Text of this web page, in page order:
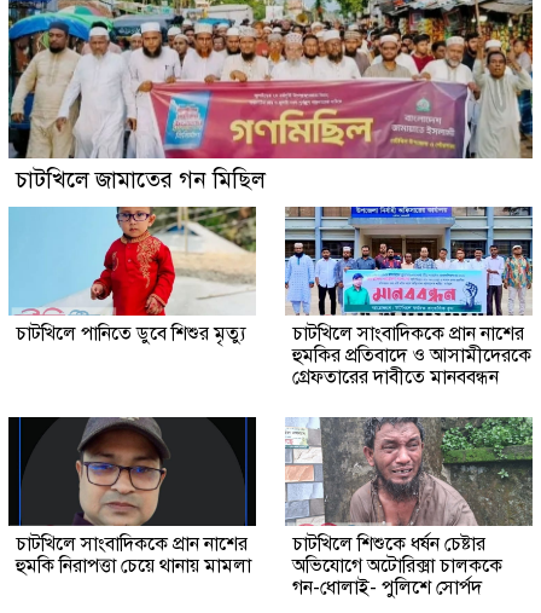
চাটখিলে জামাতের গন মিছিল
চাটখিলে পানিতে ডুবে শিশুর মৃত্যু
চাটখিলে সাংবাদিককে প্রান নাশের
হুমকির প্রতিবাদে ও আসামীদেরকে
গ্রেফতারের দাবীতে মানববন্ধন
চাটখিলে সাংবাদিককে প্রান নাশের
হুমকি নিরাপত্তা চেয়ে থানায় মামলা
চাটখিলে শিশুকে ধর্ষন চেষ্টার
অভিযোগে অটোরিক্সা চালককে
গন-ধোলাই- পুলিশে সোর্পদ